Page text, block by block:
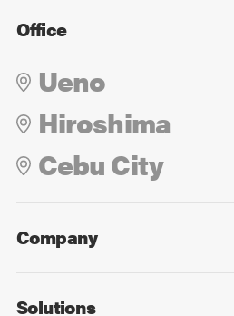
Office
Ueno
Hiroshima
Cebu City
Company
Solutions